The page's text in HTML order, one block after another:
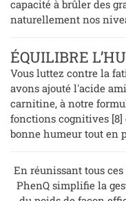
capacité à brûler des
naturellement nos
ÉQUILIBRE
Vous luttez contre la
avons ajouté l'acide
carnitine, à notre
fonctions cognitives
bonne humeur tout en
En réunissant tous
PhenQ simplifie la